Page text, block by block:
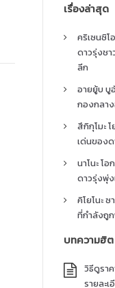
เรื่องล่าสุด
คริเซนซิโ
ดาวรุ่งช
ลีก
อายยู้บ บู
กองกลา
สึกิกุโมะ
เด่นของ
นาโนะ โ
ดาวรุ่งพุ่
คิโยโนะ
ที่กำลังถู
บทความฮิต
วิธีดูรา
รายละ